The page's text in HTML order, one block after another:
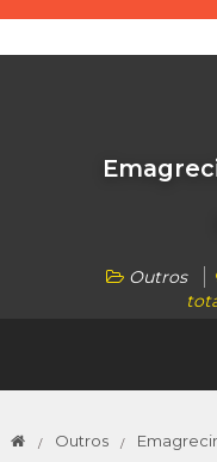
Outros
Outros